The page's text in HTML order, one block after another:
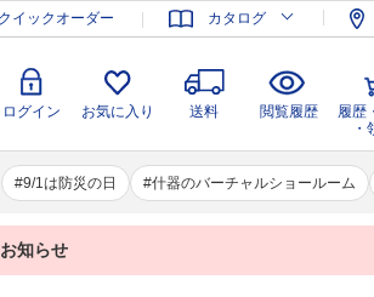
イックオーダー カタログ
ログイン お気に入り 送料 閲覧履歴
履歴
・
9/1は防災の日 什器のバーチャルショールーム
録 ログイン お気に入り 送料 閲覧履歴
履
・
知らせ